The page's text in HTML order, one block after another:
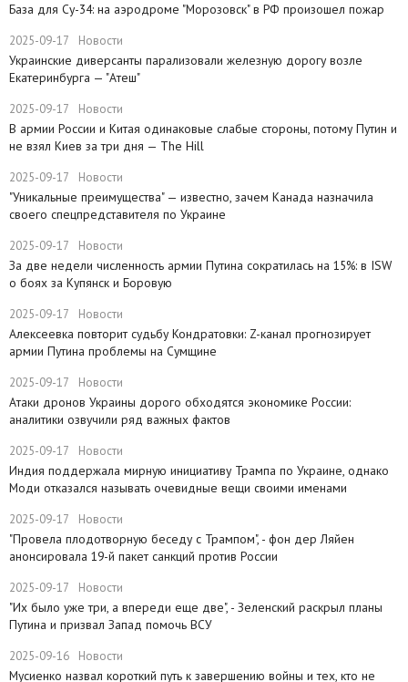
База для Су-34: на аэродроме "Морозовск" в РФ произошел пожар
2025-09-17 Новости
Украинские диверсанты парализовали железную дорогу возле
Екатеринбурга — "Атеш"
2025-09-17 Новости
​В армии России и Китая одинаковые слабые стороны, потому Путин и
не взял Киев за три дня — The Hill
2025-09-17 Новости
​"Уникальные преимущества" — известно, зачем Канада назначила
своего спецпредставителя по Украине
2025-09-17 Новости
​За две недели численность армии Путина сократилась на 15%: в ISW
о боях за Купянск и Боровую
2025-09-17 Новости
​Алексеевка повторит судьбу Кондратовки: Z-канал прогнозирует
армии Путина проблемы на Сумщине
2025-09-17 Новости
​Атаки дронов Украины дорого обходятся экономике России:
аналитики озвучили ряд важных фактов
2025-09-17 Новости
​Индия поддержала мирную инициативу Трампа по Украине, однако
Моди отказался называть очевидные вещи своими именами
2025-09-17 Новости
​"Провела плодотворную беседу с Трампом", - фон дер Ляйен
анонсировала 19-й пакет санкций против России
2025-09-17 Новости
​"Их было уже три, а впереди еще две", - Зеленский раскрыл планы
Путина и призвал Запад помочь ВСУ
2025-09-16 Новости
Мусиенко назвал короткий путь к завершению войны и тех, кто не